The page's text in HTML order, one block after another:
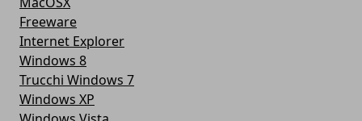
Freeware
Internet Explorer
Windows 8
Trucchi Windows 7
Windows XP